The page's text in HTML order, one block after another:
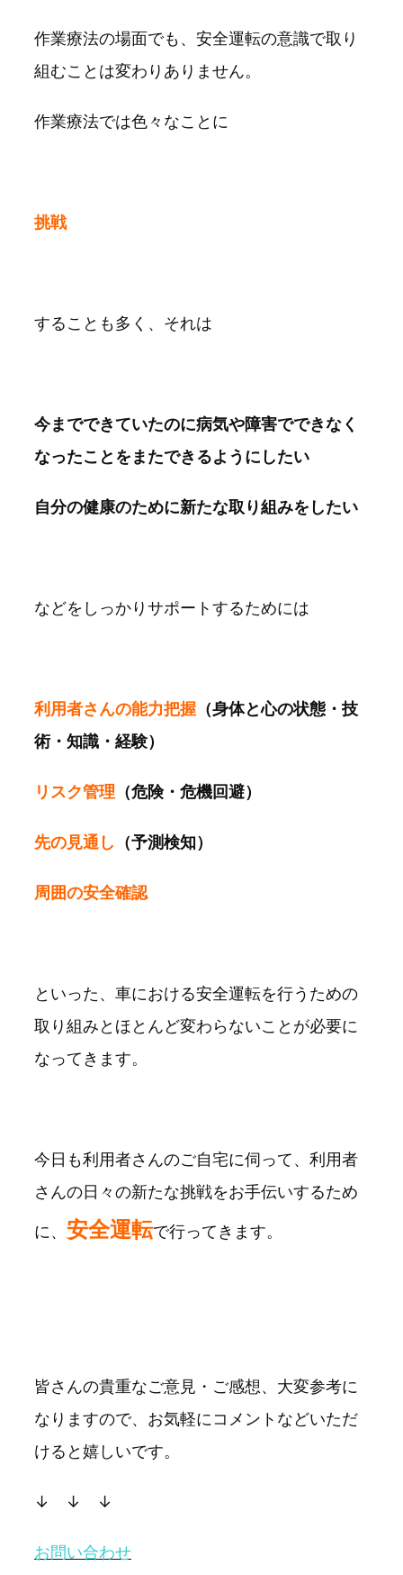
作業療法の場面でも、安全運転の意識で取り
組むことは変わりありません。
作業療法では色々なことに
挑戦
することも多く、それは
今までできていたのに病気や障害でできなく
なったことをまたできるようにしたい
自分の健康のために新たな取り組みをしたい
などをしっかりサポートするためには
利用者さんの能力把握 （身体と心の状態・技
術・知識・経験）
リスク管理 （危険・危機回避）
先の見通し （予測検知）
周囲の安全確認
といった、車における安全運転を行うための
取り組みとほとんど変わらないことが必要に
なってきます。
今日も利用者さんのご自宅に伺って、利用者
さんの日々の新たな挑戦をお手伝いするため
に、 安全運転で行ってきます。
皆さんの貴重なご意見・ご感想、大変参考に
なりますので、お気軽にコメントなどいただ
けると嬉しいです。
↓ ↓ ↓
お問い合わせ